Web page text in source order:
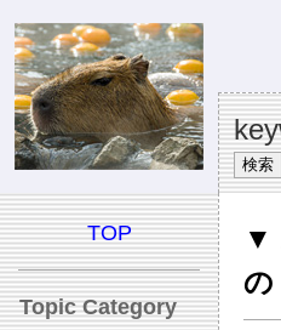
TOP
Topic Category
▼
の